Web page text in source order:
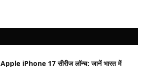
Apple iPhone 17 सीरीज लॉन्च: जानें भारत में